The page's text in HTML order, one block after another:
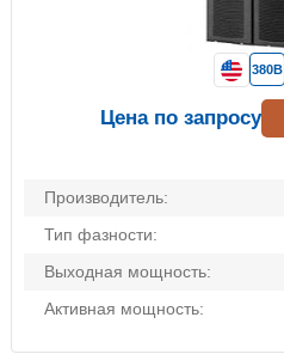
Производитель:
Тип фазности:
Выходная мощность:
Активная мощность:
380В
Цена по запросу